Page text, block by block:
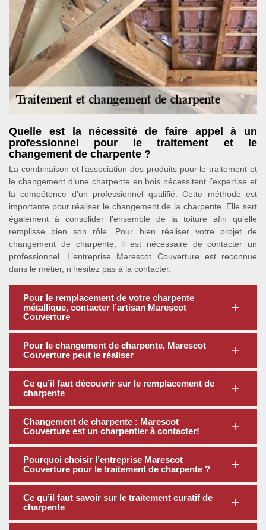
Quelle est la nécessité de faire appel à un
professionnel pour le traitement et le
changement de charpente ?
La combinaison et l’association des produits pour le traitement et
le changement d’une charpente en bois nécessitent l’expertise et
la compétence d’un professionnel qualifié. Cette méthode est
importante pour réaliser le changement de la charpente. Elle sert
également à consolider l’ensemble de la toiture afin qu’elle
remplisse bien son rôle. Pour bien réaliser votre projet de
changement de charpente, il est nécessaire de contacter un
professionnel. L’entreprise Marescot Couverture est reconnue
dans le métier, n’hésitez pas à la contacter.
Pour le remplacement de votre charpente
métallique, contacter l’artisan Marescot
Couverture
Pour le changement de charpente, Marescot
Couverture peut le réaliser
Ce qu’il faut découvrir sur le remplacement de
charpente
Changement de charpente : Marescot
Couverture est un charpentier à contacter!
Pourquoi choisir l’entreprise Marescot
Couverture pour le traitement de charpente ?
Ce qu’il faut savoir sur le traitement curatif de
charpente